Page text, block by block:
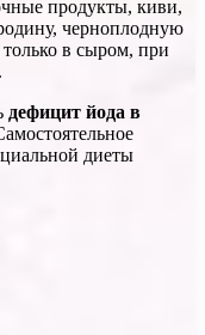
продукты, киви,
черноплодную
в сыром, при
дефицит йода в
диеты